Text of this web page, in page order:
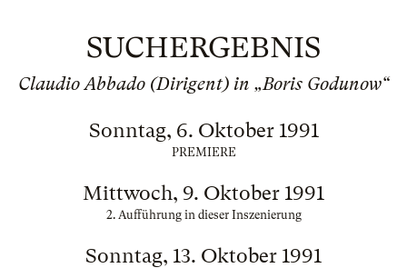
SUCHERGEBNIS
Claudio Abbado (Dirigent) in „Boris Godunow“
Sonntag, 6. Oktober 1991
PREMIERE
Mittwoch, 9. Oktober 1991
2. Aufführung in dieser Inszenierung
Sonntag, 13. Oktober 1991